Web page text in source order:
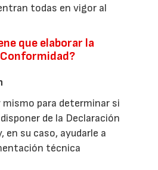
todas en vigor al
que elaborar la
para determinar si
de la Declaración
en su caso, ayudarle a
técnica